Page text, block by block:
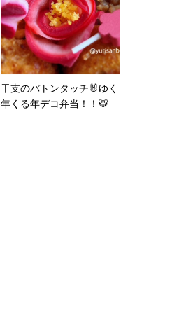
干支のバトンタッチ🐰ゆく
年くる年デコ弁当！！🐯